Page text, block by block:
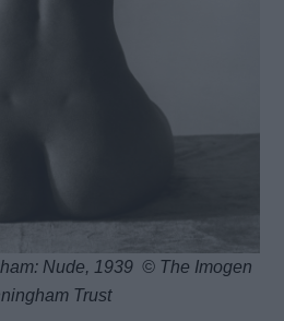
Nude, 1939 © The Imogen
Trust